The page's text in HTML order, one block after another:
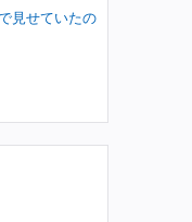
見せていたの